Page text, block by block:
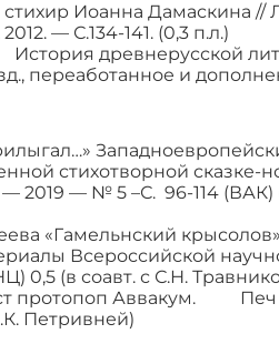
Иоанна Дамаскина //
— С.134-141. (0,3 п.л.)
древнерусской
переаботанное и
стихотворной сказке-
2019 — № 5 –С. 96-114 (ВАК)
«Гамельнский
Всероссийской
0,5 (в соавт. с С.Н.
протопоп Аввакум.
Петривней)